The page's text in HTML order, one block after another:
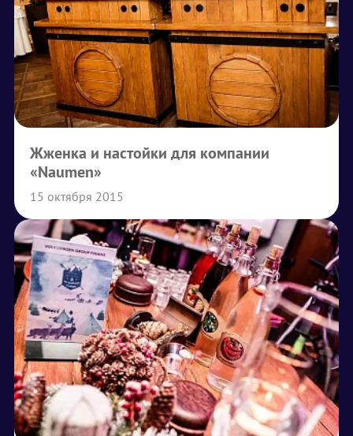
Жженка и настойки для компании
«Naumen»
15 октября 2015